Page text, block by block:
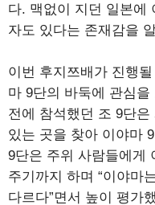
다. 맥없이 지던 일본에
자도 있다는 존재감을
이번 후지쯔배가 진행
마 9단의 바둑에 관심
전에 참석했던 조 9단
있는 곳을 찾아 이야마
9단은 주위 사람들에게
주기까지 하며 “이야마
다르다”면서 높이 평가